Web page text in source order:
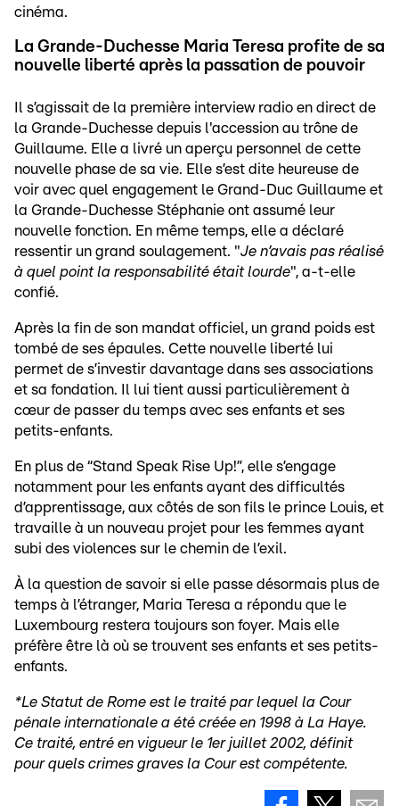
cinéma.
La Grande-Duchesse Maria Teresa profite de sa
nouvelle liberté après la passation de pouvoir
Il s’agissait de la première interview radio en direct de
la Grande-Duchesse depuis l'accession au trône de
Guillaume. Elle a livré un aperçu personnel de cette
nouvelle phase de sa vie. Elle s’est dite heureuse de
voir avec quel engagement le Grand-Duc Guillaume et
la Grande-Duchesse Stéphanie ont assumé leur
nouvelle fonction. En même temps, elle a déclaré
ressentir un grand soulagement. "Je n’avais pas réalisé
à quel point la responsabilité était lourde", a-t-elle
confié.
Après la fin de son mandat officiel, un grand poids est
tombé de ses épaules. Cette nouvelle liberté lui
permet de s’investir davantage dans ses associations
et sa fondation. Il lui tient aussi particulièrement à
cœur de passer du temps avec ses enfants et ses
petits-enfants.
En plus de “Stand Speak Rise Up!”, elle s’engage
notamment pour les enfants ayant des difficultés
d’apprentissage, aux côtés de son fils le prince Louis, et
travaille à un nouveau projet pour les femmes ayant
subi des violences sur le chemin de l’exil.
À la question de savoir si elle passe désormais plus de
temps à l’étranger, Maria Teresa a répondu que le
Luxembourg restera toujours son foyer. Mais elle
préfère être là où se trouvent ses enfants et ses petits-
enfants.
*Le Statut de Rome est le traité par lequel la Cour
pénale internationale a été créée en 1998 à La Haye.
Ce traité, entré en vigueur le 1er juillet 2002, définit
pour quels crimes graves la Cour est compétente.